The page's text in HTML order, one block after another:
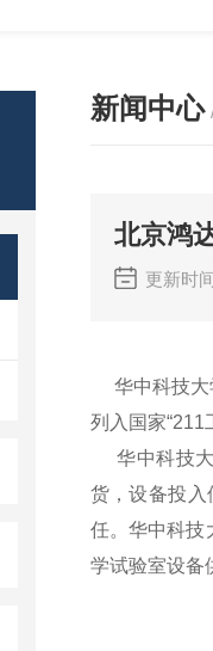
新闻中心
北京鸿
更新时
华中科技大
列入国家“211
华中科技大
货，设备投
任。华中科技
学试验室设备